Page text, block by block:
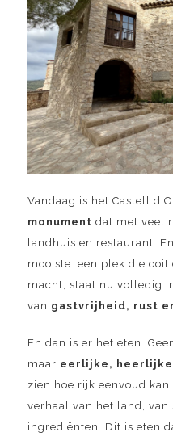
Vandaag is het Castell
monument dat met veel
landhuis en restaurant.
mooiste: een plek die
macht, staat nu volledig
van gastvrijheid, rust
En dan is er het eten.
maar eerlijke, heerlijke
zien hoe rijk eenvoud
verhaal van het land, van
ingrediënten. Dit is eten